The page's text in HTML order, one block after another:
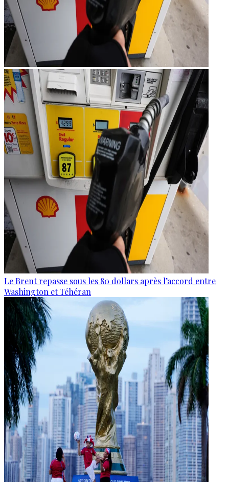
Le Brent repasse sous les 80 dollars après l’accord entre
Washington et Téhéran